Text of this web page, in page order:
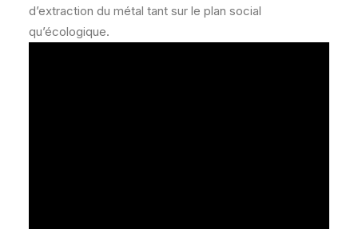
d’extraction du métal tant sur le plan social
qu’écologique.